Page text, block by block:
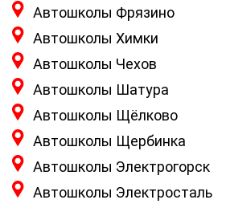
Автошколы Фрязино
Автошколы Химки
Автошколы Чехов
Автошколы Шатура
Автошколы Щёлково
Автошколы Щербинка
Автошколы Электрогорск
Автошколы Электросталь